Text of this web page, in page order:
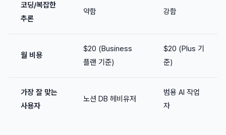
코딩/복잡한
추론
약함 강함
월 비용
$20 (Business
플랜 기준)
$20 (Plus 기
준)
가장 잘 맞는
사용자
노션 DB 헤비유저
범용 AI 작업
자